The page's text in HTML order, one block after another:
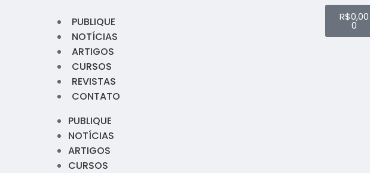
PUBLIQUE
NOTÍCIAS
ARTIGOS
CURSOS
REVISTAS
CONTATO
PUBLIQUE
NOTÍCIAS
ARTIGOS
CURSOS
R$0,00
0